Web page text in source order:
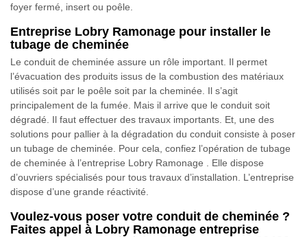
foyer fermé, insert ou poêle.
Entreprise Lobry Ramonage pour installer le
tubage de cheminée
Le conduit de cheminée assure un rôle important. Il permet
l’évacuation des produits issus de la combustion des matériaux
utilisés soit par le poêle soit par la cheminée. Il s’agit
principalement de la fumée. Mais il arrive que le conduit soit
dégradé. Il faut effectuer des travaux importants. Et, une des
solutions pour pallier à la dégradation du conduit consiste à poser
un tubage de cheminée. Pour cela, confiez l’opération de tubage
de cheminée à l’entreprise Lobry Ramonage . Elle dispose
d’ouvriers spécialisés pour tous travaux d’installation. L’entreprise
dispose d’une grande réactivité.
Voulez-vous poser votre conduit de cheminée ?
Faites appel à Lobry Ramonage entreprise